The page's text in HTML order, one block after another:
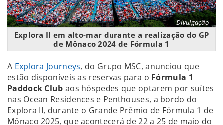
Divulgação
Explora II em alto-mar durante a realização do GP
de Mônaco 2024 de Fórmula 1
A Explora Journeys, do Grupo MSC, anunciou que
estão disponíveis as reservas para o Fórmula 1
Paddock Club aos hóspedes que optarem por suítes
nas Ocean Residences e Penthouses, a bordo do
Explora II, durante o Grande Prêmio de Fórmula 1 de
Mônaco 2025, que acontecerá de 22 a 25 de maio do